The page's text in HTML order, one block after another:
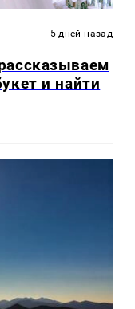
5 дней назад
и найти